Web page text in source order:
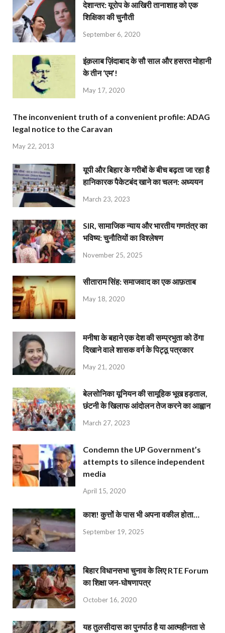
देशान्‍तर: यूरोप के आखिरी तानाशाह को एक
शिक्षिका की चुनौती
September 6, 2020
इंक़लाब ज़िंदाबाद के सौ साल और हसरत मोहानी
के तीन ‘एम’!
May 17, 2020
The inconvenient truth of a convenient profile: ADAG
legal notice to the Caravan
May 22, 2013
यूपी और बिहार के गरीबों के बीच बढ़ता जा रहा है
हानिकारक पैकेटबंद खाने का चलन: अध्ययन
March 23, 2023
SIR, सामाजिक न्याय और भारतीय गणतंत्र का
भविष्य: चुनौतियों का विश्लेषण
November 25, 2025
सीताराम सिंह: समाजवाद का एक आफ़ताब
May 18, 2020
मनीषा के बहाने एक देश की सम्प्रभुता को ठेंगा
दिखाने वाले शासक वर्ग के पिट्ठू पत्रकार
May 21, 2020
बेलसोनिका यूनियन की सामूहिक भूख हड़ताल,
छंटनी के खिलाफ आंदोलन तेज करने का आह्वान
March 27, 2023
Condemn the UP Government’s
attempts to silence independent
media
April 15, 2020
काश! कुत्तों के पास भी अपना वकील होता…
September 19, 2025
बिहार विधानसभा चुनाव के लिए RTE Forum
का शिक्षा जन-घोषणापत्र
October 16, 2020
यह तुलसीदास का पुनर्पाठ है या आत्महीनता से